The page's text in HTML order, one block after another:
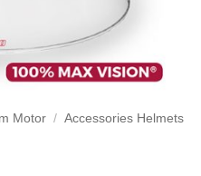
Motor / Accessories Helmets